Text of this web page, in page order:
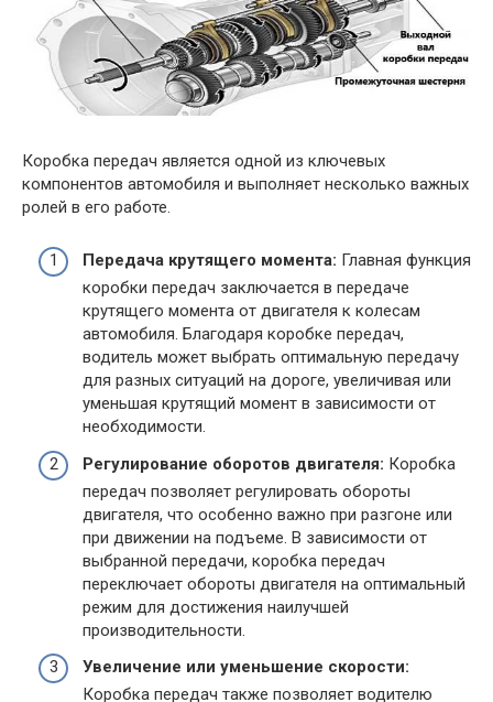
Коробка передач является одной из ключевых
компонентов автомобиля и выполняет несколько важных
ролей в его работе.
Передача крутящего момента: Главная функция
коробки передач заключается в передаче
крутящего момента от двигателя к колесам
автомобиля. Благодаря коробке передач,
водитель может выбрать оптимальную передачу
для разных ситуаций на дороге, увеличивая или
уменьшая крутящий момент в зависимости от
необходимости.
Регулирование оборотов двигателя: Коробка
передач позволяет регулировать обороты
двигателя, что особенно важно при разгоне или
при движении на подъеме. В зависимости от
выбранной передачи, коробка передач
переключает обороты двигателя на оптимальный
режим для достижения наилучшей
производительности.
Увеличение или уменьшение скорости:
Коробка передач также позволяет водителю